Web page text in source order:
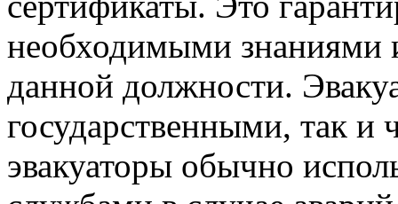
необходимыми знаниями
данной должности.
государственными, так и
эвакуаторы обычно